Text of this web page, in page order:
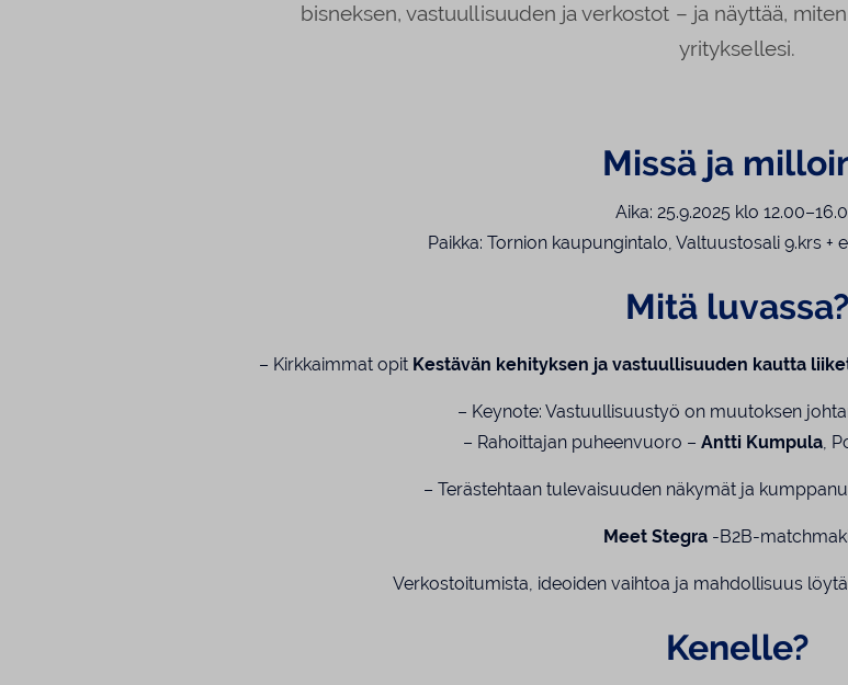
bisneksen, vastuullisuuden ja verkostot – ja näyttää,
yrityksellesi.
Missä ja
Aika: 25.9.2025 klo
Paikka: Tornion kaupungintalo, Valtuustosali 9.krs +
Mitä luvassa?
– Kirkkaimmat opit Kestävän kehityksen ja vastuullisuuden kautta
– Keynote: Vastuullisuustyö on muutoksen
– Rahoittajan puheenvuoro – Antti Kumpula,
– Terästehtaan tulevaisuuden näkymät ja
Meet Stegra -B2B-
Verkostoitumista, ideoiden vaihtoa ja mahdollisuus
Kenelle?